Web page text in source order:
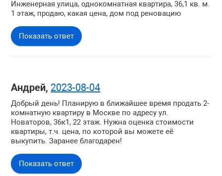
Инженерная улица, однокомнатная квартира, 36,1 кв. м.
1 этаж, продаю, какая цена, дом под реновацию
Показать ответ
Андрей, 2023-08-04
Добрый день! Планирую в ближайшее время продать 2-
комнатную квартиру в Москве по адресу ул.
Новаторов, 36к1, 22 этаж. Нужна оценка стоимости
квартиры, т.ч. цена, по которой вы можете её
выкупить. Заранее благодарен!
Показать ответ